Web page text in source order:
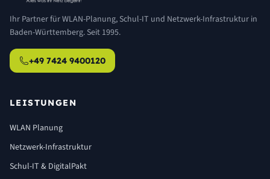
Ihr Partner für WLAN-Planung, Schul-IT und Netzwerk-Infrastruktur in
Baden-Württemberg. Seit 1995.
+49 7424 9400120
LEISTUNGEN
WLAN Planung
Netzwerk-Infrastruktur
Schul-IT & DigitalPakt